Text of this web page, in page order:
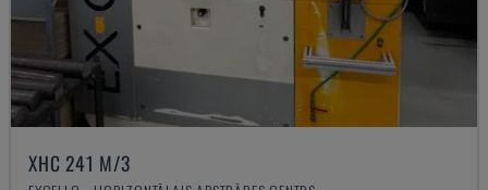
XHC 241 M/3